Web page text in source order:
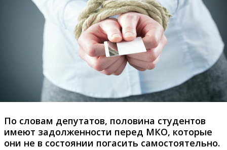
По словам депутатов, половина студентов
имеют задолженности перед МКО, которые
они не в состоянии погасить самостоятельно.